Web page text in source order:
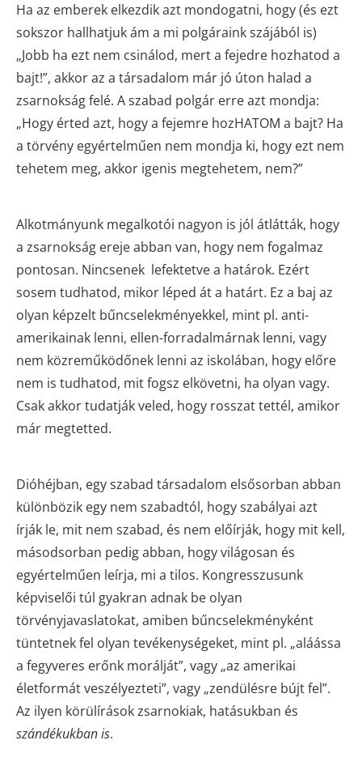
Ha az emberek elkezdik azt mondogatni, hogy (és ezt
sokszor hallhatjuk ám a mi polgáraink szájából is)
„Jobb ha ezt nem csinálod, mert a fejedre hozhatod a
bajt!”, akkor az a társadalom már jó úton halad a
zsarnokság felé. A szabad polgár erre azt mondja:
„Hogy érted azt, hogy a fejemre hozHATOM a bajt? Ha
a törvény egyértelműen nem mondja ki, hogy ezt nem
tehetem meg, akkor igenis megtehetem, nem?”
Alkotmányunk megalkotói nagyon is jól átlátták, hogy
a zsarnokság ereje abban van, hogy nem fogalmaz
pontosan. Nincsenek lefektetve a határok. Ezért
sosem tudhatod, mikor léped át a határt. Ez a baj az
olyan képzelt bűncselekményekkel, mint pl. anti-
amerikainak lenni, ellen-forradalmárnak lenni, vagy
nem közreműködőnek lenni az iskolában, hogy előre
nem is tudhatod, mit fogsz elkövetni, ha olyan vagy.
Csak akkor tudatják veled, hogy rosszat tettél, amikor
már megtetted.
Dióhéjban, egy szabad társadalom elsősorban abban
különbözik egy nem szabadtól, hogy szabályai azt
írják le, mit nem szabad, és nem előírják, hogy mit kell,
másodsorban pedig abban, hogy világosan és
egyértelműen leírja, mi a tilos. Kongresszusunk
képviselői túl gyakran adnak be olyan
törvényjavaslatokat, amiben bűncselekményként
tüntetnek fel olyan tevékenységeket, mint pl. „aláássa
a fegyveres erőnk morálját”, vagy „az amerikai
életformát veszélyezteti”, vagy „zendülésre bújt fel”.
Az ilyen körülírások zsarnokiak, hatásukban és
szándékukban is.